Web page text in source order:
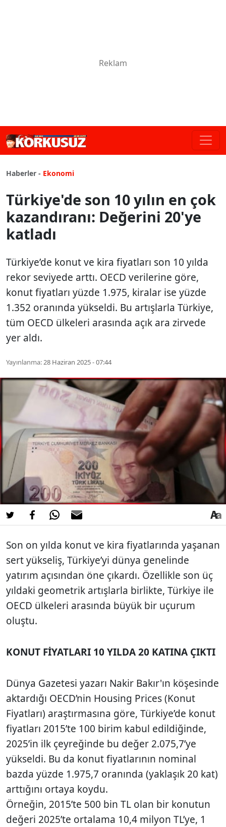
Haberler - Ekonomi
Türkiye'de son 10 yılın en çok
kazandıranı: Değerini 20'ye
katladı
Türkiye’de konut ve kira fiyatları son 10 yılda
rekor seviyede arttı. OECD verilerine göre,
konut fiyatları yüzde 1.975, kiralar ise yüzde
1.352 oranında yükseldi. Bu artışlarla Türkiye,
tüm OECD ülkeleri arasında açık ara zirvede
yer aldı.
Yayınlanma:28 Haziran 2025 - 07:44
Son on yılda konut ve kira fiyatlarında yaşanan
sert yükseliş, Türkiye’yi dünya genelinde
yatırım açısından öne çıkardı. Özellikle son üç
yıldaki geometrik artışlarla birlikte, Türkiye ile
OECD ülkeleri arasında büyük bir uçurum
oluştu.
KONUT FİYATLARI 10 YILDA 20 KATINA ÇIKTI
Dünya Gazetesi yazarı Nakir Bakır'ın köşesinde
aktardığı OECD’nin Housing Prices (Konut
Fiyatları) araştırmasına göre, Türkiye’de konut
fiyatları 2015’te 100 birim kabul edildiğinde,
2025’in ilk çeyreğinde bu değer 2.075,7’ye
yükseldi. Bu da konut fiyatlarının nominal
bazda yüzde 1.975,7 oranında (yaklaşık 20 kat)
arttığını ortaya koydu.
Örneğin, 2015’te 500 bin TL olan bir konutun
değeri 2025’te ortalama 10,4 milyon TL’ye, 1